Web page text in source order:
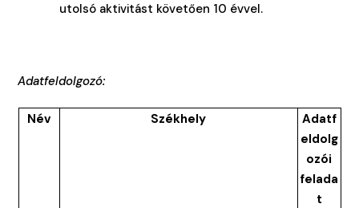
utolsó aktivitást követően 10 évvel.
Adatfeldolgozó:
Név Székhely
Adatf
eldolg
ozói
felada
t